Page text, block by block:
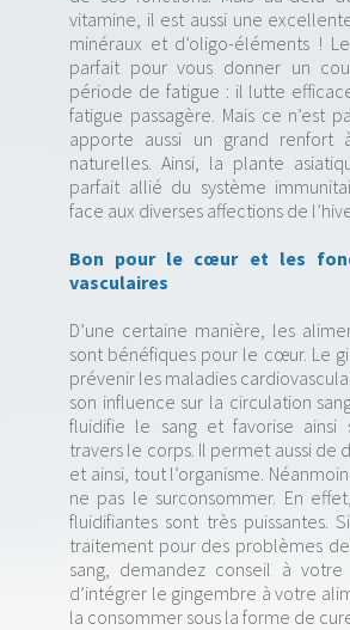
vitamine, il est aussi une
minéraux et d’oligo-éléments !
parfait pour vous donner un
période de fatigue : il lutte
fatigue passagère. Mais ce n’est
apporte aussi un grand renfort
naturelles. Ainsi, la plante
parfait allié du système
face aux diverses affections de
Bon pour le cœur et les
vasculaires
D’une certaine manière, les
sont bénéfiques pour le cœur. Le
prévenir les maladies
son influence sur la circulation
fluidifie le sang et favorise ainsi
travers le corps. Il permet aussi de
et ainsi, tout l’organisme.
ne pas le surconsommer. En
fluidifiantes sont très puissantes.
traitement pour des problèmes
sang, demandez conseil à
d’intégrer le gingembre à votre
la consommer sous la forme de